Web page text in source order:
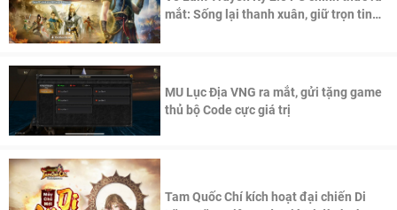
mắt: Sống lại thanh xuân, giữ trọn tinh
MU Lục Địa VNG ra mắt, gửi tặng game
thủ bộ Code cực giá trị
Tam Quốc Chí kích hoạt đại chiến Di